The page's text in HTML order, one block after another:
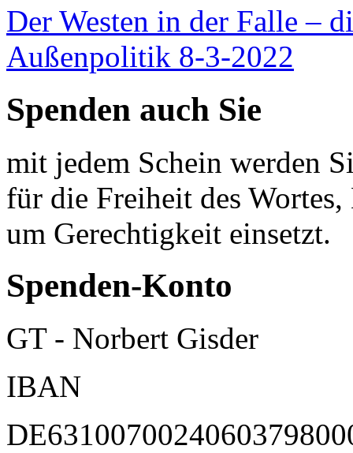
Der Westen in der Falle –
Außenpolitik 8-3-2022
Spenden auch Sie
mit jedem Schein werden
für die Freiheit des
um Gerechtigkeit einsetzt.
Spenden-Konto
GT - Norbert Gisder
IBAN